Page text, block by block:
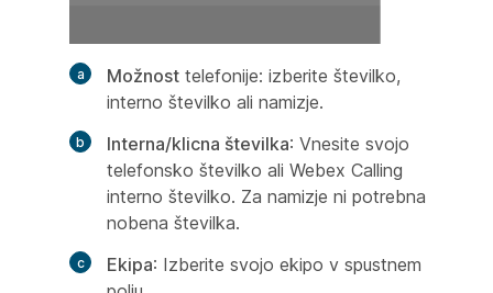
Možnost telefonije: izberite številko,
interno številko ali namizje.
Interna/klicna številka: Vnesite svojo
telefonsko številko ali Webex Calling
interno številko. Za namizje ni potrebna
nobena številka.
Ekipa: Izberite svojo ekipo v spustnem